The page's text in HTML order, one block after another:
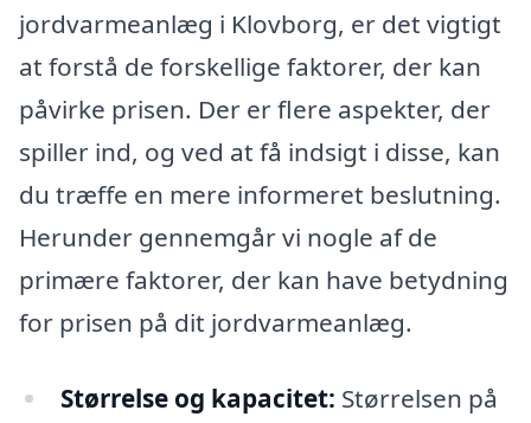
jordvarmeanlæg i Klovborg, er det vigtigt
at forstå de forskellige faktorer, der kan
påvirke prisen. Der er flere aspekter, der
spiller ind, og ved at få indsigt i disse, kan
du træffe en mere informeret beslutning.
Herunder gennemgår vi nogle af de
primære faktorer, der kan have betydning
for prisen på dit jordvarmeanlæg.
Størrelse og kapacitet: Størrelsen på